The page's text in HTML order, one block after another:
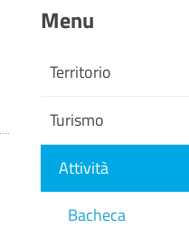
Menu
Territorio
Turismo
Attività
Bacheca